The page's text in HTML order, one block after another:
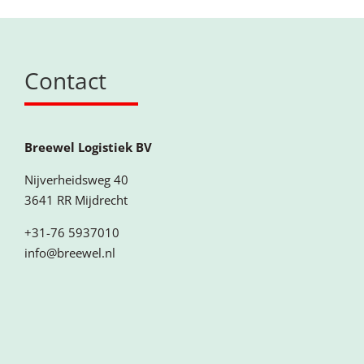
Contact
Breewel Logistiek BV
Nijverheidsweg 40
3641 RR Mijdrecht
+31-76 5937010
info@breewel.nl